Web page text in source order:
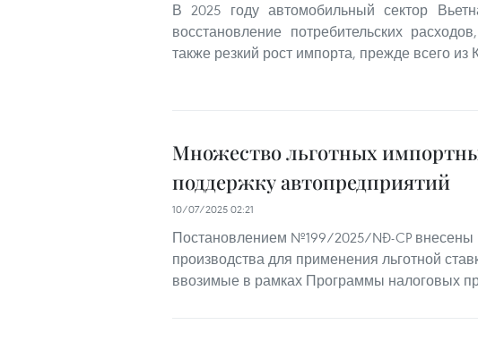
В 2025 году автомобильный сектор
восстановление потребительских
также резкий рост импорта, прежде всего из
Множество льготных
поддержку автопредприятий
10/07/2025 02:21
Постановлением №199/2025/NĐ-CP
производства для применения льготной
ввозимые в рамках Программы налоговых